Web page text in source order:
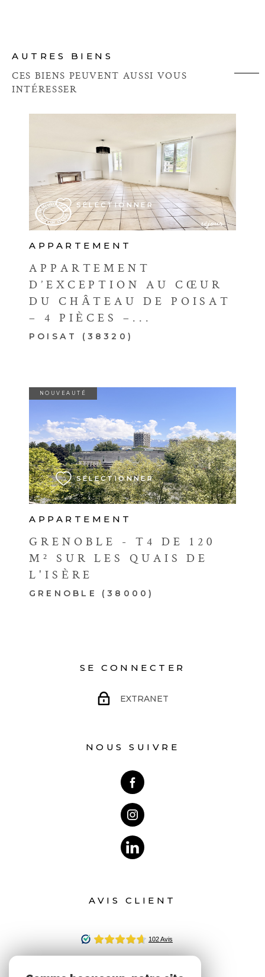
AUTRES BIENS
CES BIENS PEUVENT AUSSI VOUS
INTÉRESSER
APPARTEMENT
APPARTEMENT
D’EXCEPTION AU CŒUR
DU CHÂTEAU DE POISAT
– 4 PIÈCES –...
POISAT (38320)
SÉLECTIONNER
VOIR LE BIEN
APPARTEMENT
GRENOBLE - T4 DE 120
M² SUR LES QUAIS DE
L'ISÈRE
GRENOBLE (38000)
NOUVEAUTÉ
SÉLECTIONNER
VOIR LE BIEN
SE CONNECTER
EXTRANET
NOUS SUIVRE
AVIS CLIENT